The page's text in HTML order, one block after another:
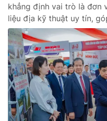
khẳng định vai trò là đơn
liệu địa kỹ thuật uy tín,